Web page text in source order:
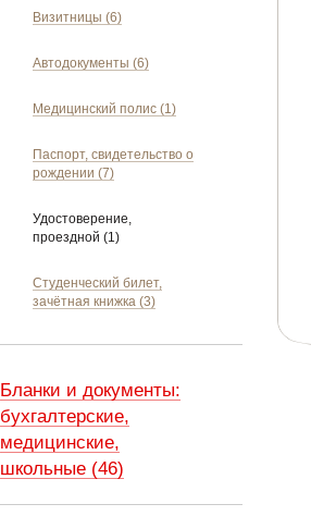
Визитницы (6)
Автодокументы (6)
Медицинский полис (1)
Паспорт, свидетельство о
рождении (7)
Удостоверение,
проездной (1)
Студенческий билет,
зачётная книжка (3)
Бланки и документы:
бухгалтерские,
медицинские,
школьные (46)